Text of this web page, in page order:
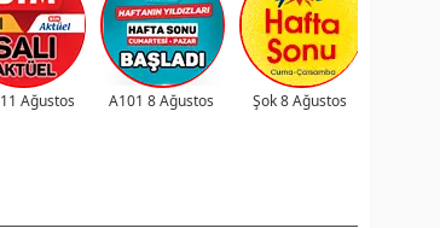
Ağustos A101 8 Ağustos Şok 8 Ağustos